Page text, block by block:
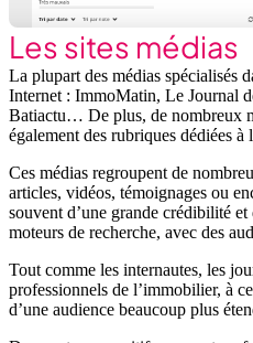
Les sites médias
La plupart des médias spécialisés
Internet : ImmoMatin, Le Journal
Batiactu… De plus, de nombreux
également des rubriques dédiées
Ces médias regroupent de
articles, vidéos, témoignages ou
souvent d’une grande crédibilité
moteurs de recherche, avec des
Tout comme les internautes, les
professionnels de l’immobilier, à
d’une audience beaucoup plus